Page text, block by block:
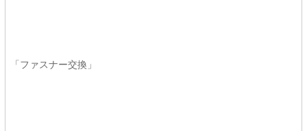
「ファスナー交換」